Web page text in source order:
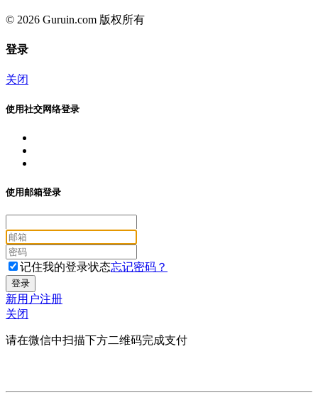
© 2026 Guruin.com 版权所有
登录
关闭
使用社交网络登录
使用邮箱登录
记住我的登录状态忘记密码？
新用户注册
关闭
请在微信中扫描下方二维码完成支付